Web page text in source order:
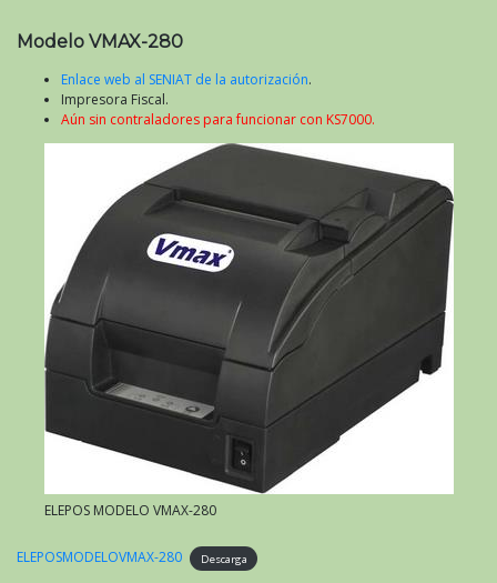
Modelo VMAX-280
Enlace web al SENIAT de la autorización.
Impresora Fiscal.
Aún sin contraladores para funcionar con KS7000.
ELEPOS MODELO VMAX-280
ELEPOSMODELOVMAX-280 Descarga